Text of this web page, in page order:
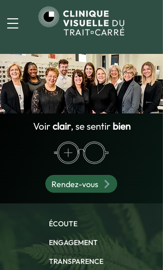
Voirclair, se sentir bien
Rendez-vous
ÉCOUTE
ENGAGEMENT
TRANSPARENCE